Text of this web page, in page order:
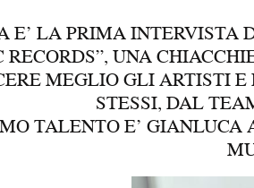
E’ LA PRIMA INTERVISTA
RECORDS”, UNA
MEGLIO GLI ARTISTI E
STESSI, DAL
TALENTO E’ GIANLUCA